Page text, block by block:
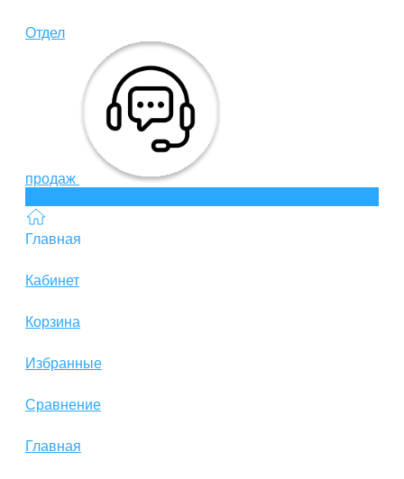
Отдел
продаж
Главная
Кабинет
Корзина
Избранные
Сравнение
Главная